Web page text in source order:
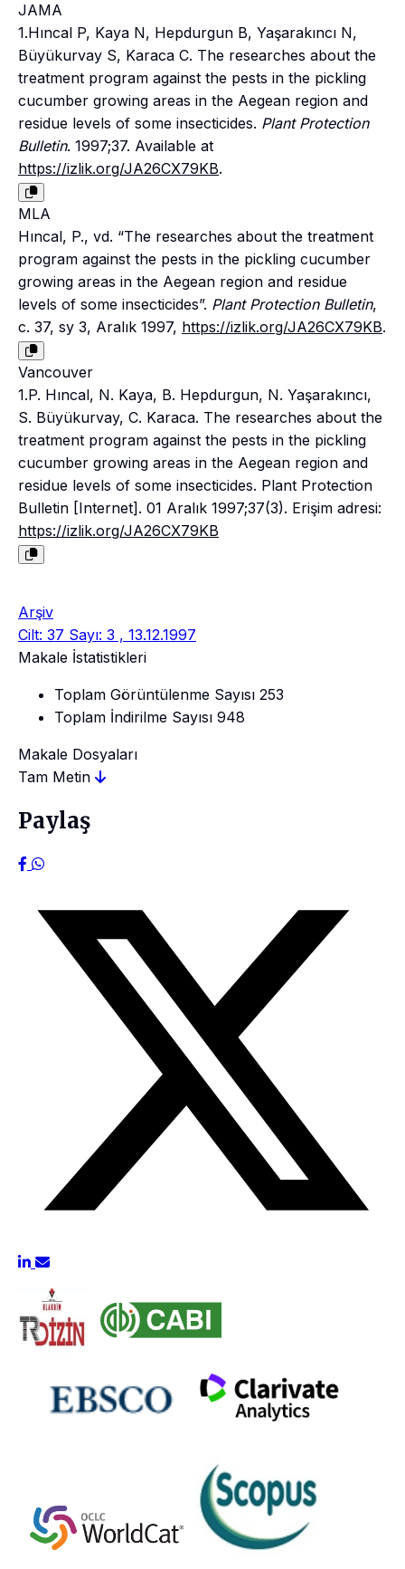
JAMA
1.Hıncal P, Kaya N, Hepdurgun B, Yaşarakıncı N,
Büyükurvay S, Karaca C. The researches about the
treatment program against the pests in the pickling
cucumber growing areas in the Aegean region and
residue levels of some insecticides. Plant Protection
Bulletin. 1997;37. Available at
https://izlik.org/JA26CX79KB.
MLA
Hıncal, P., vd. “The researches about the treatment
program against the pests in the pickling cucumber
growing areas in the Aegean region and residue
levels of some insecticides”. Plant Protection Bulletin,
c. 37, sy 3, Aralık 1997, https://izlik.org/JA26CX79KB.
Vancouver
1.P. Hıncal, N. Kaya, B. Hepdurgun, N. Yaşarakıncı,
S. Büyükurvay, C. Karaca. The researches about the
treatment program against the pests in the pickling
cucumber growing areas in the Aegean region and
residue levels of some insecticides. Plant Protection
Bulletin [Internet]. 01 Aralık 1997;37(3). Erişim adresi:
https://izlik.org/JA26CX79KB
Arşiv
Cilt: 37 Sayı: 3 , 13.12.1997
Makale İstatistikleri
Toplam Görüntülenme Sayısı 253
Toplam İndirilme Sayısı 948
Makale Dosyaları
Tam Metin
Paylaş